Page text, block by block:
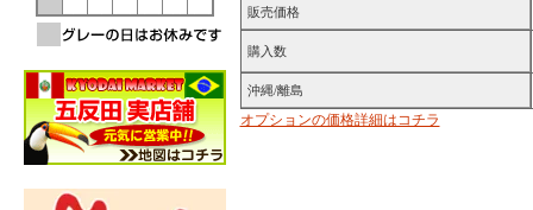
販売価格
購入数
沖縄/離島
オプションの価格詳細はコチラ